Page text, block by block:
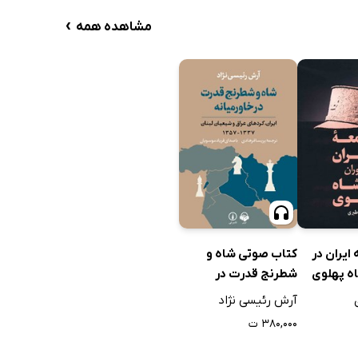
مشاهده همه ›
در
پهلوی
کتاب صوتی شاه و
شطرنج قدرت در
خاورمیانه
آرش رئیسی نژاد
۳۸۰,۰۰۰ ت